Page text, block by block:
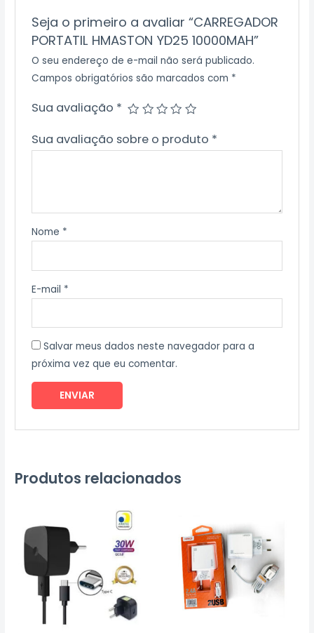
Seja o primeiro a avaliar “CARREGADOR
PORTATIL HMASTON YD25 10000MAH”
O seu endereço de e-mail não será publicado.
Campos obrigatórios são marcados com *
Sua avaliação *
Sua avaliação sobre o produto *
Nome *
E-mail *
Salvar meus dados neste navegador para a
próxima vez que eu comentar.
Produtos relacionados